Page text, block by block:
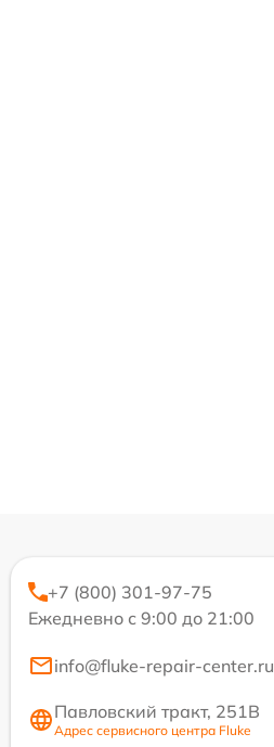
+7 (800) 301-97-75
Ежедневно с 9:00 до 21:00
info@fluke-repair-center.ru
Павловский тракт, 251В
Адрес сервисного центра Fluke